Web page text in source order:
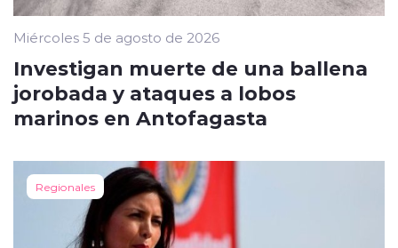
Miércoles 5 de agosto de 2026
Investigan muerte de una ballena
jorobada y ataques a lobos
marinos en Antofagasta
Regionales